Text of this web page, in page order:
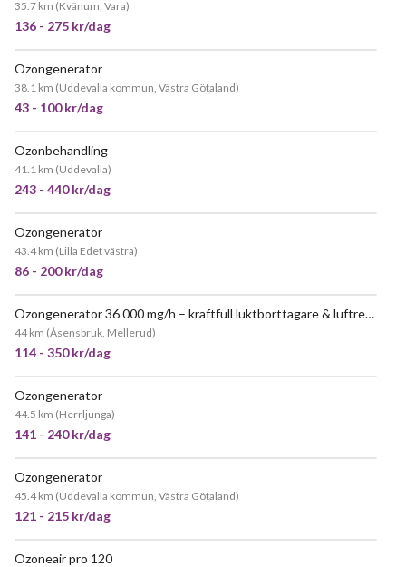
35.7 km (Kvänum, Vara)
136 - 275 kr/dag
Ozongenerator
38.1 km (Uddevalla kommun, Västra Götaland)
43 - 100 kr/dag
Ozonbehandling
41.1 km (Uddevalla)
243 - 440 kr/dag
Ozongenerator
43.4 km (Lilla Edet västra)
86 - 200 kr/dag
JÄTTEPOPULÄR Ozongenerator 36 000 mg/h – kraftfull luktborttagare & luftrenare ✨
44 km (Åsensbruk, Mellerud)
114 - 350 kr/dag
Ozongenerator
44.5 km (Herrljunga)
141 - 240 kr/dag
Ozongenerator
45.4 km (Uddevalla kommun, Västra Götaland)
121 - 215 kr/dag
Ozoneair pro 120